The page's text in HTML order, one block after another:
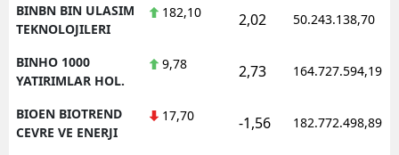
BINBN BIN ULASIM
TEKNOLOJILERI
182,10 2,02 50.243.138,70
BINHO 1000
YATIRIMLAR HOL.
9,78 2,73 164.727.594,19
BIOEN BIOTREND
CEVRE VE ENERJI
17,70 -1,56 182.772.498,89